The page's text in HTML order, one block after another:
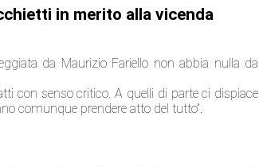
in merito alla vicenda
da Maurizio Fariello non abbia nulla da
con senso critico. A quelli di parte ci dispiace
comunque prendere atto del tutto”.